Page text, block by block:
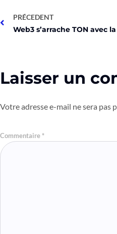
PRÉCEDENT
Laisser un
Votre adresse e-mail ne sera pas
Commentaire*